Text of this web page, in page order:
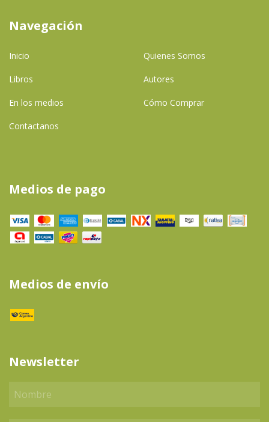
Navegación
Inicio Quienes Somos
Libros Autores
En los medios Cómo Comprar
Contactanos
Medios de pago
Medios de envío
Newsletter